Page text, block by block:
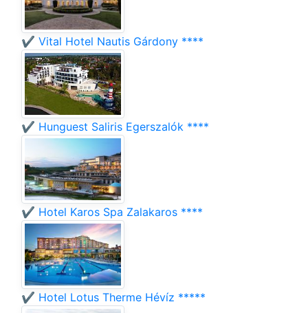
✔️ Vital Hotel Nautis Gárdony ****
✔️ Hunguest Saliris Egerszalók ****
✔️ Hotel Karos Spa Zalakaros ****
✔️ Hotel Lotus Therme Hévíz *****